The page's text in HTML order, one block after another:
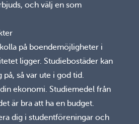
och välj en som
på boendemöjligheter i
ligger. Studiebostäder kan
på, så var ute i god tid.
ekonomi. Studiemedel från
är bra att ha en budget.
dig i studentföreningar och